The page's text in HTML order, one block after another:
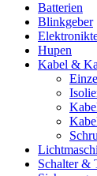
Batterien
Blinkgeber
Hupen
Kabel &
Schalter &